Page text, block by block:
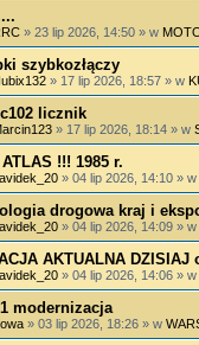
» 23 lip 2026, 14:50 » w
szybkozłączy
» 17 lip 2026, 18:57 » w
licznik
» 17 lip 2026, 18:14 » w
!!! 1985 r.
» 04 lip 2026, 14:10 » w
drogowa kraj i
» 04 lip 2026, 14:09 » w
AKTUALNA
» 04 lip 2026, 14:06 » w
modernizacja
» 03 lip 2026, 18:26 » w